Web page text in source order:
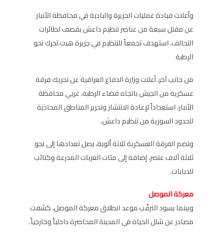
وأعلنت قيادة عمليات الجزيرة والبادية في محافظة الأنبار
عن مقتل سبعة من عناصر تنظيم داعش بقصف لطائرات
التحالف، استهدف تجمعاً للتنظيم في جزيرة هيت.تحرك نحو
الرطبة
من جانب آخر، أعلنت وزارة الدفاع العراقية عن تحريك فرقة
عسكرية من الجيش باتجاه قضاء الرطبة، غربي محافظة
الأنبار، استعداداً لإعادة الانتشار وتحرير المناطق المحاذية
للحدود السورية من تنظيم داعش.
وتضم الفرقة العسكرية ثلاثة ألوية، يصل تعدادها إلى نحو
ثلاثة آلاف عنصر، إضافة إلى مئات العربات المدرعة وكتائب
للدبابات.
معركة الموصل
وبينما يسود الترقّب موعد انطلاق معركة الموصل، كشفت
مصادر عن شلل الحياة في المدينة المحاصرة داخلياً وخارجياً.